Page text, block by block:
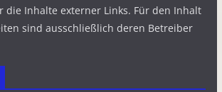
die Inhalte externer Links. Für den Inhalt
sind ausschließlich deren Betreiber